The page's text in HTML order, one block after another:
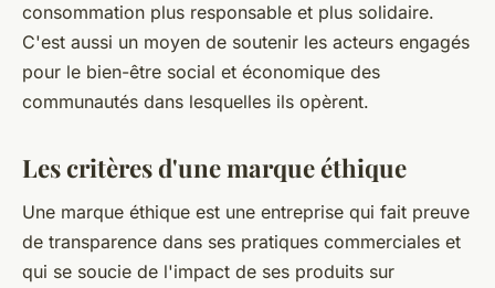
consommation plus responsable et plus solidaire.
C'est aussi un moyen de soutenir les acteurs engagés
pour le bien-être social et économique des
communautés dans lesquelles ils opèrent.
Les critères d'une marque éthique
Une marque éthique est une entreprise qui fait preuve
de transparence dans ses pratiques commerciales et
qui se soucie de l'impact de ses produits sur